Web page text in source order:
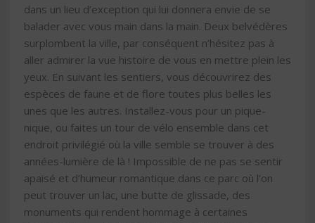
dans un lieu d’exception qui lui donnera envie de se
balader avec vous main dans la main. Deux belvédères
surplombent la ville, par conséquent n’hésitez pas à
aller admirer la vue histoire de vous en mettre plein les
yeux. En suivant les sentiers, vous découvrirez des
espèces de faune et de flore toutes plus belles les
unes que les autres. Installez-vous pour un pique-
nique, ou faites un tour de vélo ensemble dans cet
endroit privilégié où la ville semble se trouver à des
années-lumière de là ! Impossible de ne pas se sentir
apaisé et d’humeur romantique dans ce parc où l’on
peut trouver un lac, une butte de glissade, des
monuments qui rendent hommage à certaines